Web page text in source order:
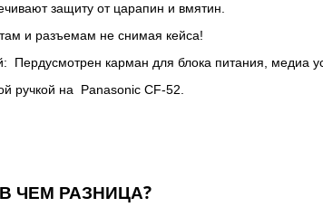
защиту от царапин и вмятин.
и разъемам не снимая кейса!
Пердусмотрен карман для блока питания, медиа
ручкой на Panasonic CF-52.
ЧЕМ РАЗНИЦА?